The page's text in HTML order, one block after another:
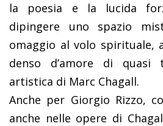
la poesia e la lucida
dipingere uno spazio
omaggio al volo spirituale,
denso d’amore di
artistica di Marc Chagall.
Anche per Giorgio Rizzo,
anche nelle opere di